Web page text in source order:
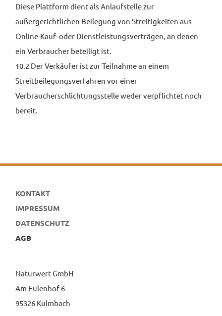
Diese Plattform dient als Anlaufstelle zur
außergerichtlichen Beilegung von Streitigkeiten aus
Online-Kauf- oder Dienstleistungsverträgen, an denen
ein Verbraucher beteiligt ist.
10.2 Der Verkäufer ist zur Teilnahme an einem
Streitbeilegungsverfahren vor einer
Verbraucherschlichtungsstelle weder verpflichtet noch
bereit.
KONTAKT
IMPRESSUM
DATENSCHUTZ
AGB
Naturwert GmbH
Am Eulenhof 6
95326 Kulmbach